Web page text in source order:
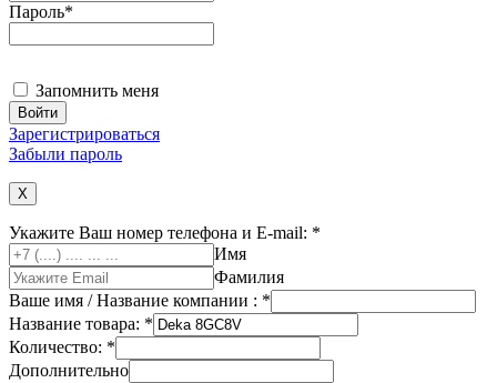
Пароль*
Запомнить меня
Зарегистрироваться
Забыли пароль
X
Укажите Ваш номер телефона и E-mail: *
Имя
Фамилия
Ваше имя / Название компании : *
Название товара: *
Количество: *
Дополнительно